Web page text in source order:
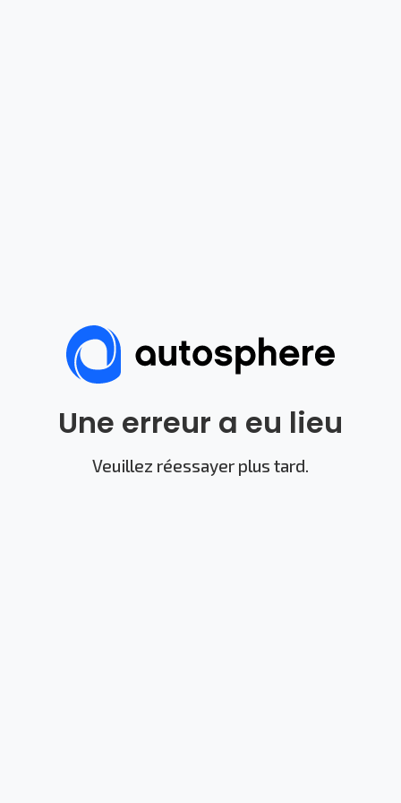
Une erreur a eu lieu
Veuillez réessayer plus tard.